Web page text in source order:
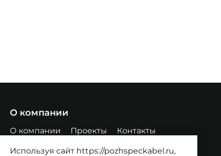
О компании
О компании Проекты Контакты
Продукция
Используя сайт https://pozhspeckabel.ru,